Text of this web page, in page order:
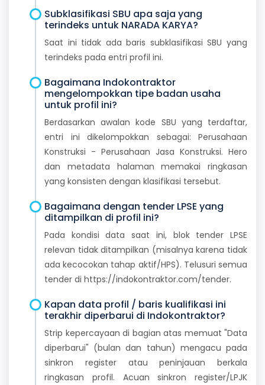
Subklasifikasi SBU apa saja yang
terindeks untuk NARADA KARYA?
Saat ini tidak ada baris subklasifikasi SBU yang
terindeks pada entri profil ini.
Bagaimana Indokontraktor
mengelompokkan tipe badan usaha
untuk profil ini?
Berdasarkan awalan kode SBU yang terdaftar,
entri ini dikelompokkan sebagai: Perusahaan
Konstruksi - Perusahaan Jasa Konstruksi. Hero
dan metadata halaman memakai ringkasan
yang konsisten dengan klasifikasi tersebut.
Bagaimana dengan tender LPSE yang
ditampilkan di profil ini?
Pada kondisi data saat ini, blok tender LPSE
relevan tidak ditampilkan (misalnya karena tidak
ada kecocokan tahap aktif/HPS). Telusuri semua
tender di https://indokontraktor.com/tender.
Kapan data profil / baris kualifikasi ini
terakhir diperbarui di Indokontraktor?
Strip kepercayaan di bagian atas memuat "Data
diperbarui" (bulan dan tahun) mengacu pada
sinkron register atau peninjauan berkala
ringkasan profil. Acuan sinkron register/LPJK